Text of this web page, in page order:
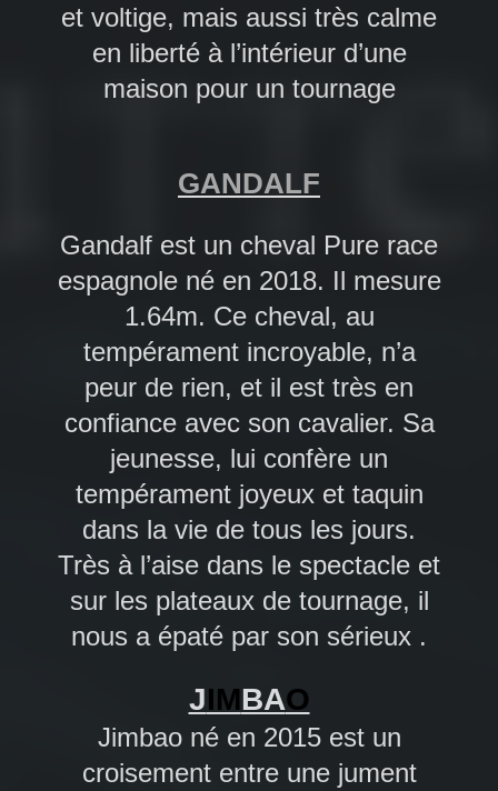
et voltige, mais aussi très calme
en liberté à l’intérieur d’une
maison pour un tournage
GANDALF
Gandalf est un cheval Pure race
espagnole né en 2018. Il mesure
1.64m. Ce cheval, au
tempérament incroyable, n’a
peur de rien, et il est très en
confiance avec son cavalier. Sa
jeunesse, lui confère un
tempérament joyeux et taquin
dans la vie de tous les jours.
Très à l’aise dans le spectacle et
sur les plateaux de tournage, il
nous a épaté par son sérieux .
JIMBAO
Jimbao né en 2015 est un
croisement entre une jument